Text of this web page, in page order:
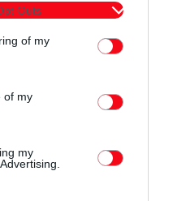
Outs
of my
of my
my